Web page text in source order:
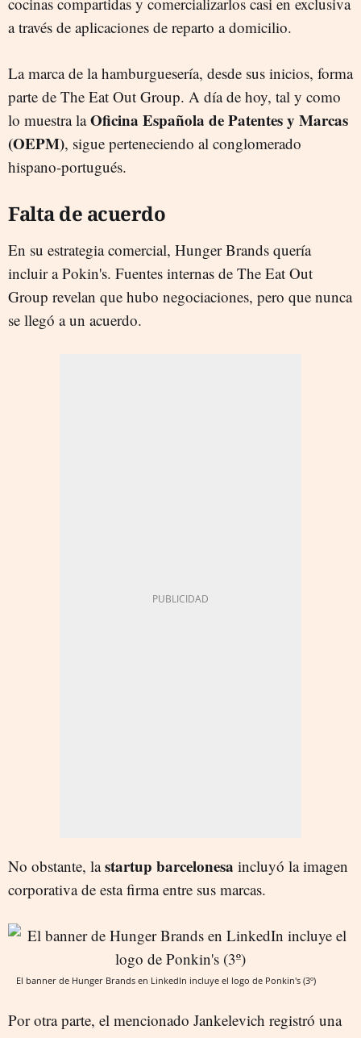
a través de aplicaciones de reparto a domicilio.
La marca de la hamburguesería, desde sus inicios, forma
parte de The Eat Out Group. A día de hoy, tal y como
lo muestra laOficina Española de Patentes y Marcas
(OEPM), sigue perteneciendo al conglomerado
hispano-portugués.
Falta de acuerdo
En su estrategia comercial, Hunger Brands quería
incluir a Pokin's. Fuentes internas de The Eat Out
Group revelan que hubo negociaciones, pero que nunca
se llegó a un acuerdo.
No obstante, lastartup barcelonesa incluyó la imagen
corporativa de esta firma entre sus marcas.
El banner de Hunger Brands en LinkedIn incluye el logo de Ponkin's (3º)
Por otra parte, el mencionado Jankelevich registró una